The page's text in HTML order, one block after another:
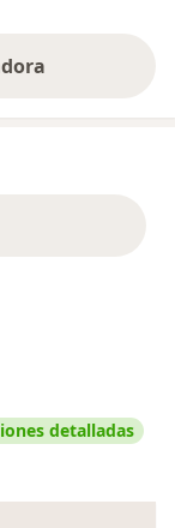
detalladas